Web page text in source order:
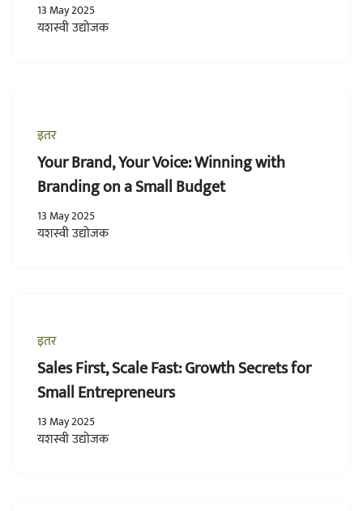
13 May 2025
यशस्वी उद्योजक
इतर
Your Brand, Your Voice: Winning with
Branding on a Small Budget
13 May 2025
यशस्वी उद्योजक
इतर
Sales First, Scale Fast: Growth Secrets for
Small Entrepreneurs
13 May 2025
यशस्वी उद्योजक